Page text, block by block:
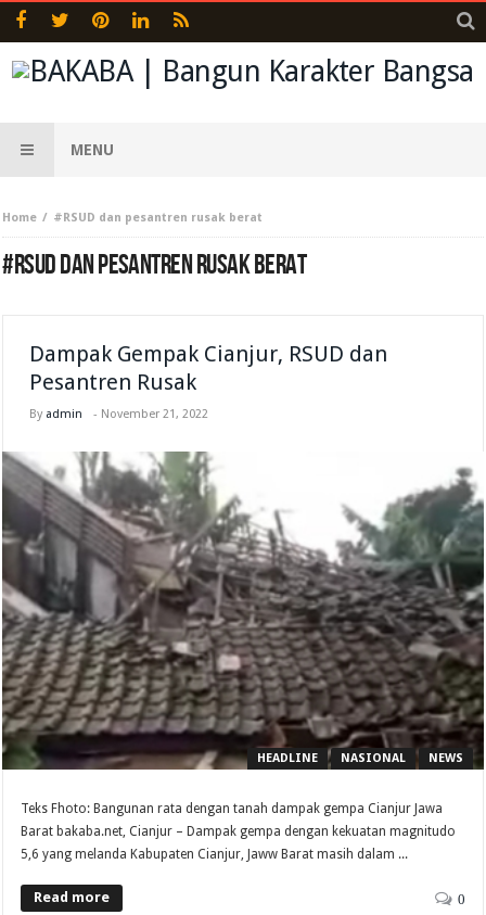
MENU
Home #RSUD dan pesantren rusak berat
#RSUD DAN PESANTREN RUSAK BERAT
Dampak Gempak Cianjur, RSUD dan
Pesantren Rusak
By admin - November 21, 2022
HEADLINE NASIONAL NEWS
Teks Fhoto: Bangunan rata dengan tanah dampak gempa Cianjur Jawa
Barat bakaba.net, Cianjur – Dampak gempa dengan kekuatan magnitudo
5,6 yang melanda Kabupaten Cianjur, Jaww Barat masih dalam ...
Read more 0